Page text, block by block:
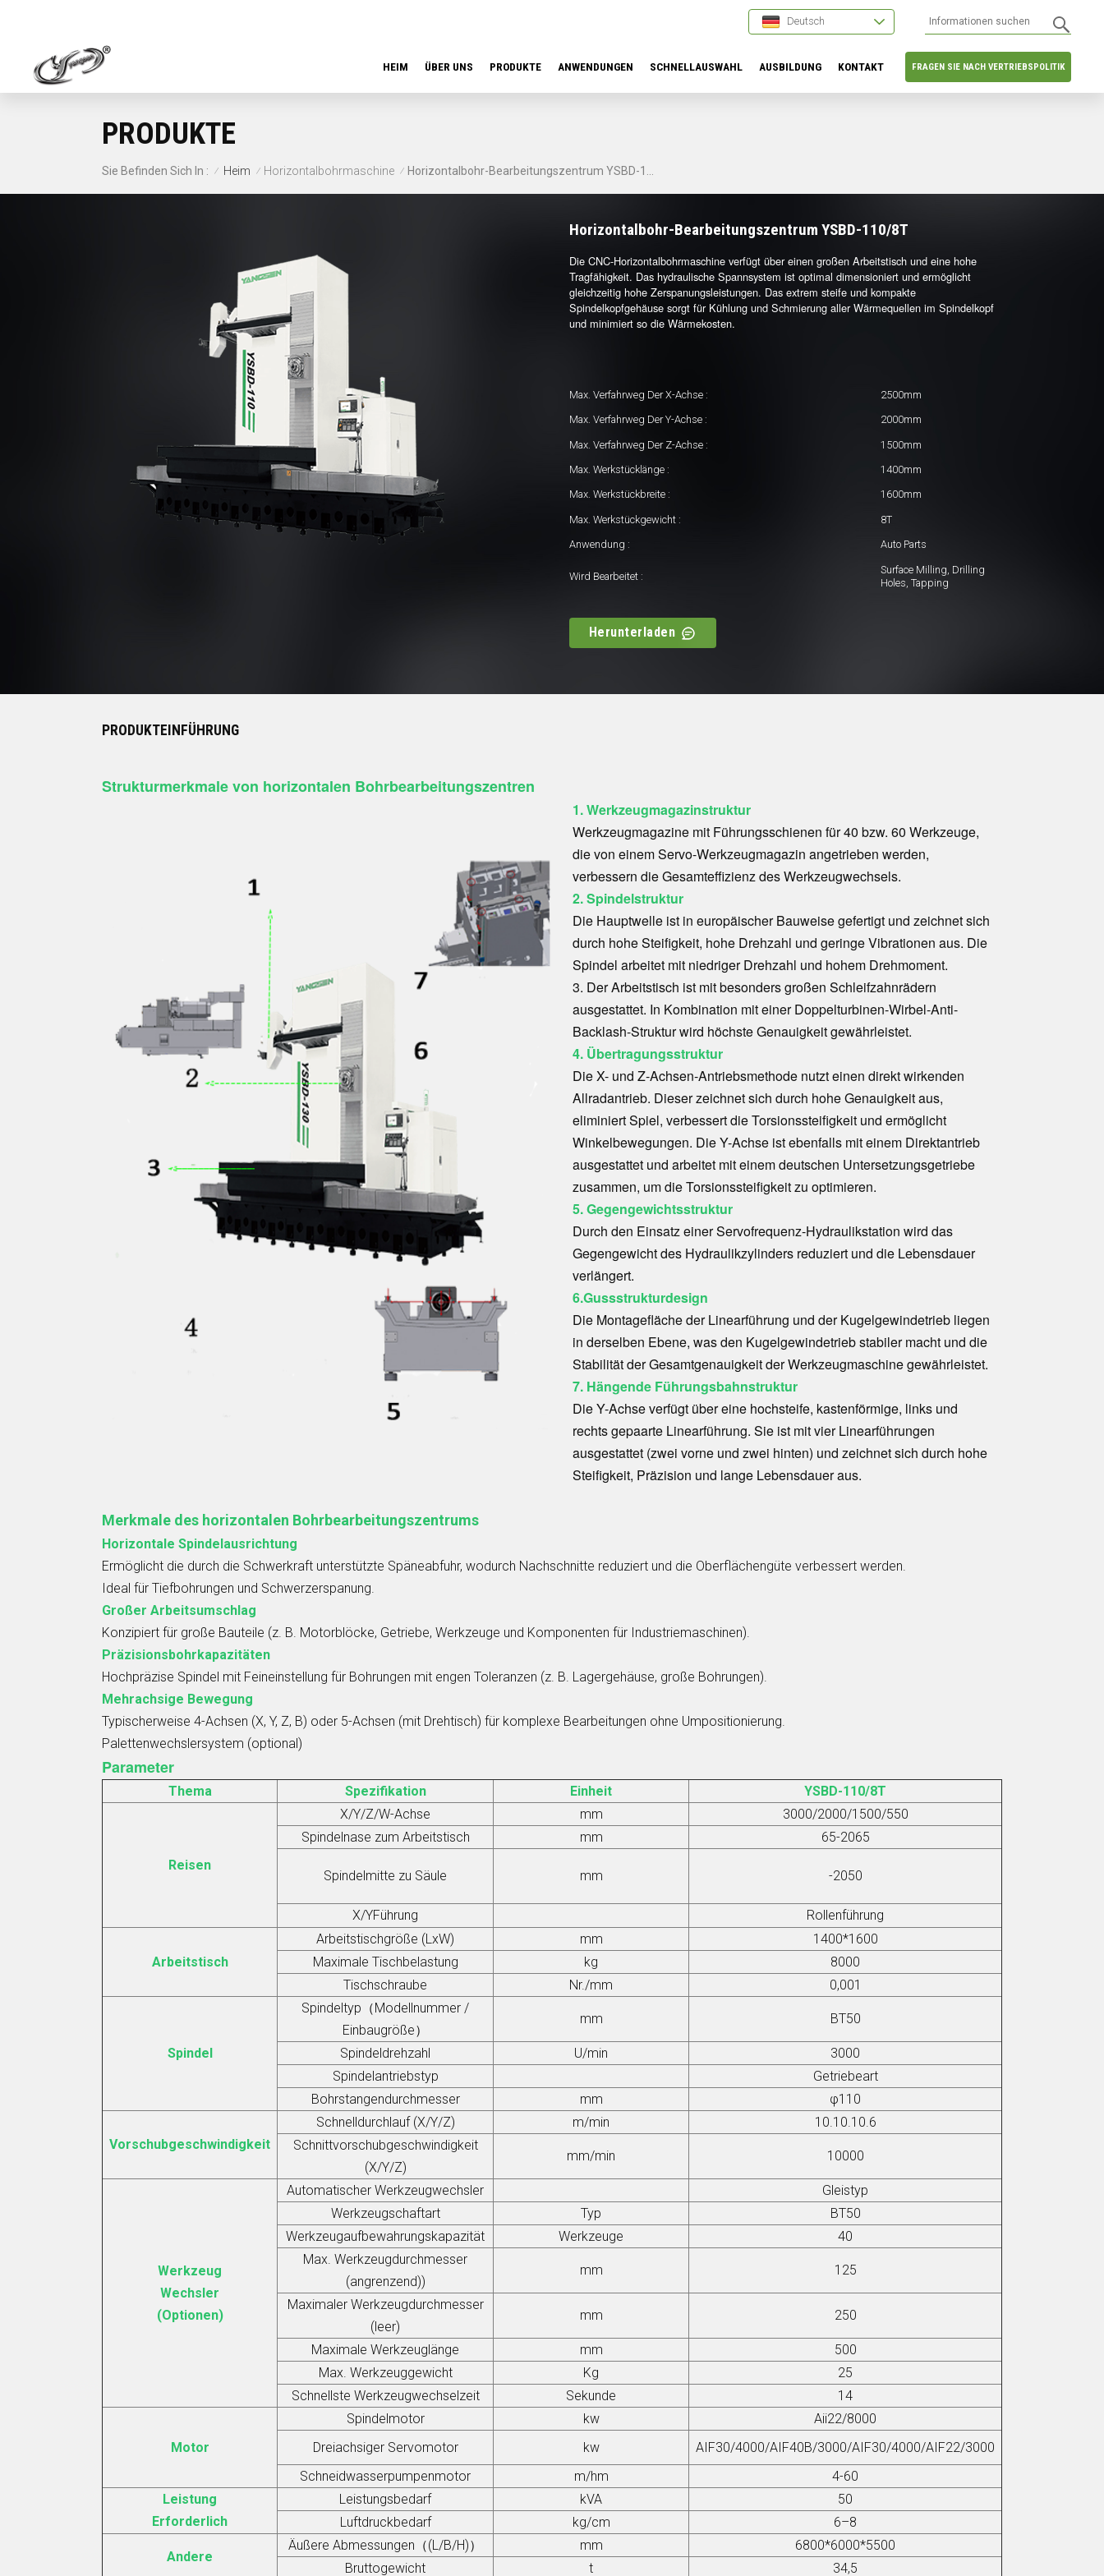
Deutsch
FRAGEN SIE NACH VERTRIEBSPOLITIK
HEIM ÜBER UNS PRODUKTE ANWENDUNGEN SCHNELLAUSWAHL AUSBILDUNG KONTAKT
PRODUKTE
Sie Befinden Sich In : / Heim / Horizontalbohrmaschine / Horizontalbohr-Bearbeitungszentrum YSBD-110/8T
Horizontalbohr-Bearbeitungszentrum YSBD-110/8T
Die CNC-Horizontalbohrmaschine verfügt über einen großen Arbeitstisch und eine hohe
Tragfähigkeit. Das hydraulische Spannsystem ist optimal dimensioniert und ermöglicht
gleichzeitig hohe Zerspanungsleistungen. Das extrem steife und kompakte
Spindelkopfgehäuse sorgt für Kühlung und Schmierung aller Wärmequellen im Spindelkopf
und minimiert so die Wärmekosten.
Max. Verfahrweg Der X-Achse : 2500mm
Max. Verfahrweg Der Y-Achse : 2000mm
Max. Verfahrweg Der Z-Achse : 1500mm
Max. Werkstücklänge : 1400mm
Max. Werkstückbreite : 1600mm
Max. Werkstückgewicht : 8T
Anwendung : Auto Parts
Wird Bearbeitet :
Surface Milling, Drilling
Holes, Tapping
Herunterladen
PRODUKTEINFÜHRUNG
Strukturmerkmale von horizontalen Bohrbearbeitungszentren
1. Werkzeugmagazinstruktur
Werkzeugmagazine mit Führungsschienen für 40 bzw. 60 Werkzeuge,
die von einem Servo-Werkzeugmagazin angetrieben werden,
verbessern die Gesamteffizienz des Werkzeugwechsels.
2. Spindelstruktur
Die Hauptwelle ist in europäischer Bauweise gefertigt und zeichnet sich
durch hohe Steifigkeit, hohe Drehzahl und geringe Vibrationen aus. Die
Spindel arbeitet mit niedriger Drehzahl und hohem Drehmoment.
3. Der Arbeitstisch ist mit besonders großen Schleifzahnrädern
ausgestattet. In Kombination mit einer Doppelturbinen-Wirbel-Anti-
Backlash-Struktur wird höchste Genauigkeit gewährleistet.
4. Übertragungsstruktur
Die X- und Z-Achsen-Antriebsmethode nutzt einen direkt wirkenden
Allradantrieb. Dieser zeichnet sich durch hohe Genauigkeit aus,
eliminiert Spiel, verbessert die Torsionssteifigkeit und ermöglicht
Winkelbewegungen. Die Y-Achse ist ebenfalls mit einem Direktantrieb
ausgestattet und arbeitet mit einem deutschen Untersetzungsgetriebe
zusammen, um die Torsionssteifigkeit zu optimieren.
5. Gegengewichtsstruktur
Durch den Einsatz einer Servofrequenz-Hydraulikstation wird das
Gegengewicht des Hydraulikzylinders reduziert und die Lebensdauer
verlängert.
6.Gussstrukturdesign
Die Montagefläche der Linearführung und der Kugelgewindetrieb liegen
in derselben Ebene, was den Kugelgewindetrieb stabiler macht und die
Stabilität der Gesamtgenauigkeit der Werkzeugmaschine gewährleistet.
7. Hängende Führungsbahnstruktur
Die Y-Achse verfügt über eine hochsteife, kastenförmige, links und
rechts gepaarte Linearführung. Sie ist mit vier Linearführungen
ausgestattet (zwei vorne und zwei hinten) und zeichnet sich durch hohe
Steifigkeit, Präzision und lange Lebensdauer aus.
Merkmale des horizontalen Bohrbearbeitungszentrums
Horizontale Spindelausrichtung
Ermöglicht die durch die Schwerkraft unterstützte Späneabfuhr, wodurch Nachschnitte reduziert und die Oberflächengüte verbessert werden.
Ideal für Tiefbohrungen und Schwerzerspanung.
Großer Arbeitsumschlag
Konzipiert für große Bauteile (z. B. Motorblöcke, Getriebe, Werkzeuge und Komponenten für Industriemaschinen).
Präzisionsbohrkapazitäten
Hochpräzise Spindel mit Feineinstellung für Bohrungen mit engen Toleranzen (z. B. Lagergehäuse, große Bohrungen).
Mehrachsige Bewegung
Typischerweise 4-Achsen (X, Y, Z, B) oder 5-Achsen (mit Drehtisch) für komplexe Bearbeitungen ohne Umpositionierung.
Palettenwechslersystem (optional)
Parameter
Thema Spezifikation Einheit YSBD-110/8T
Reisen
X/Y/Z/W-Achse mm
3000/2000/1500/550
Spindelnase zum Arbeitstisch
mm 65-2065
Spindelmitte zu Säule mm -2050
X/YFührung Rollenführung
Arbeitstisch
Arbeitstischgröße (L xW) mm
1400*1600
Maximale Tischbelastung
kg
8000
Tischschraube
Nr./mm 0,001
Spindel
Spindeltyp （Modellnummer /
Einbaugröße）
mm BT50
Spindeldrehzahl U/min
3000
Spindelantriebstyp
Getriebeart
Bohrstangendurchmesser
mm φ110
Vorschubgeschwindigkeit
Schnelldurchlauf (X/Y/Z) m/min
10.10.10.6
Schnittvorschubgeschwindigkeit
(X/Y/Z)
mm/min 10000
Werkzeug
Wechsler
(Optionen)
Automatischer Werkzeugwechsler
Gleistyp
Werkzeugschaftart
Typ
BT50
Werkzeugaufbewahrungskapazität
Werkzeuge
40
Max. Werkzeugdurchmesser
(angrenzend))
mm 125
Maximaler Werkzeugdurchmesser
(leer)
mm 250
Maximale Werkzeuglänge mm
500
Max. Werkzeuggewicht
Kg
25
Schnellste Werkzeugwechselzeit
Sekunde 14
Motor
Spindelmotor kw
Aii22/8000
Dreiachsiger Servomotor
kw AIF30/4000/AIF40B/3000/AIF30/4000/AIF22/3000
Schneidwasserpumpenmotor
m/hm
4-60
Leistung
Erforderlich
Leistungsbedarf kVA
50
Luftdruckbedarf
kg/cm 6–8
Andere
Äußere Abmessungen （(L/B/H)） mm
6800*6000*5500
Bruttogewicht
t 34,5